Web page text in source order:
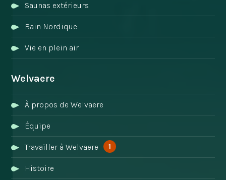
Saunas extérieurs
Bain Nordique
Vie en plein air
Welvaere
À propos de Welvaere
Équipe
Travailler à Welvaere 1
Histoire